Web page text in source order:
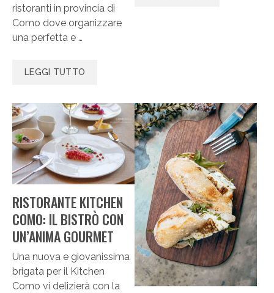
ristoranti in provincia di
Como dove organizzare
una perfetta e …
LEGGI TUTTO
RISTORANTE KITCHEN
COMO: IL BISTRÒ CON
UN’ANIMA GOURMET
Una nuova e giovanissima
brigata per il Kitchen
Como vi delizierà con la